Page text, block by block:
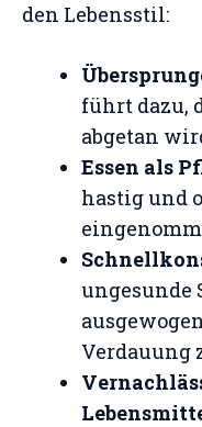
den Lebensstil:
führt dazu,
abgetan
Essen als
hastig und
ungesunde
Verdauung